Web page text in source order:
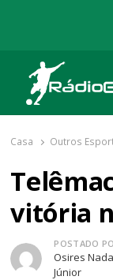
Rádio Gol
Há mais de 20 anos
Casa Outros
vitória
Autor
POSTADO
Osires
Júnior